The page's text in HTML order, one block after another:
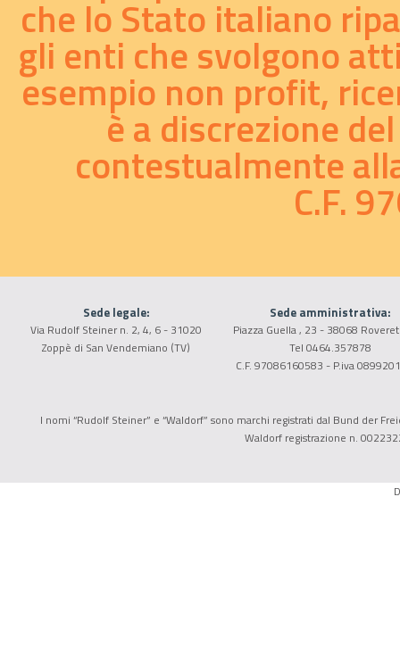
che lo Stato italiano
gli enti che svolgono
esempio non profit,
è a discrezione
contestualmente
C.F.
Sede legale:
Via Rudolf Steiner n. 2, 4, 6 - 31020
Zoppè di San Vendemiano (TV)
Sede amministrativa:
Piazza Guella , 23 - 38068
Tel 0464.357878
C.F. 97086160583 - P.iva
I nomi “Rudolf Steiner” e “Waldorf” sono marchi registrati dal Bund der
Waldorf registrazione n.